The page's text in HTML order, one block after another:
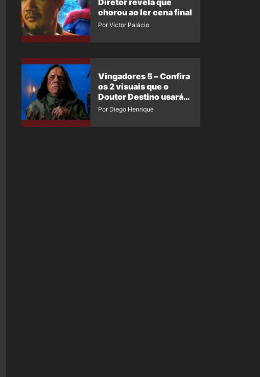
chorou ao ler cena final
Por Victor Palácio
Vingadores 5 – Confira
os 2 visuais que o
Doutor Destino usará
no filme
Por Diego Henrique